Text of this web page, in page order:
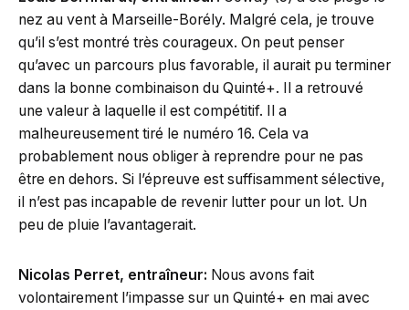
nez au vent à Marseille-Borély. Malgré cela, je trouve
qu’il s’est montré très courageux. On peut penser
qu’avec un parcours plus favorable, il aurait pu terminer
dans la bonne combinaison du Quinté+. Il a retrouvé
une valeur à laquelle il est compétitif. Il a
malheureusement tiré le numéro 16. Cela va
probablement nous obliger à reprendre pour ne pas
être en dehors. Si l’épreuve est suffisamment sélective,
il n’est pas incapable de revenir lutter pour un lot. Un
peu de pluie l’avantagerait.
Nicolas Perret, entraîneur: Nous avons fait
volontairement l’impasse sur un Quinté+ en mai avec